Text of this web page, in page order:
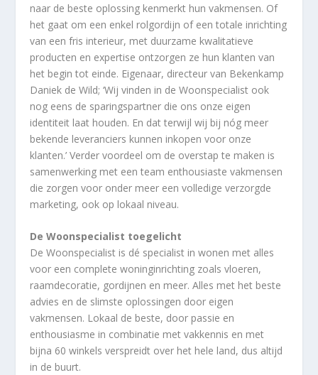
naar de beste oplossing kenmerkt hun vakmensen. Of
het gaat om een enkel rolgordijn of een totale inrichting
van een fris interieur, met duurzame kwalitatieve
producten en expertise ontzorgen ze hun klanten van
het begin tot einde. Eigenaar, directeur van Bekenkamp
Daniek de Wild; ‘Wij vinden in de Woonspecialist ook
nog eens de sparingspartner die ons onze eigen
identiteit laat houden. En dat terwijl wij bij nóg meer
bekende leveranciers kunnen inkopen voor onze
klanten.’ Verder voordeel om de overstap te maken is
samenwerking met een team enthousiaste vakmensen
die zorgen voor onder meer een volledige verzorgde
marketing, ook op lokaal niveau.
De Woonspecialist toegelicht
De Woonspecialist is dé specialist in wonen met alles
voor een complete woninginrichting zoals vloeren,
raamdecoratie, gordijnen en meer. Alles met het beste
advies en de slimste oplossingen door eigen
vakmensen. Lokaal de beste, door passie en
enthousiasme in combinatie met vakkennis en met
bijna 60 winkels verspreidt over het hele land, dus altijd
in de buurt.